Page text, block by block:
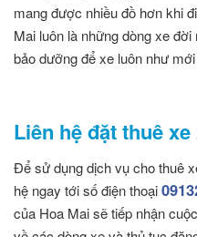
mang được nhiều đồ hơn khi
Mai luôn là những dòng xe
bảo dưỡng để xe luôn như
Liên hệ đặt thuê
Để sử dụng dịch vụ cho thuê
hệ ngay tới số điện thoại
của Hoa Mai sẽ tiếp nhận